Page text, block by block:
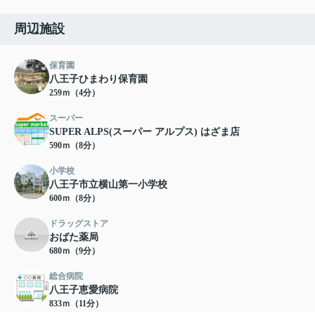
周辺施設
保育園
八王子ひまわり保育園
259ｍ（4分）
スーパー
SUPER ALPS(スーパー アルプス) はざま店
590ｍ（8分）
小学校
八王子市立横山第一小学校
600ｍ（8分）
ドラッグストア
おばた薬局
680ｍ（9分）
総合病院
八王子恵愛病院
833ｍ（11分）